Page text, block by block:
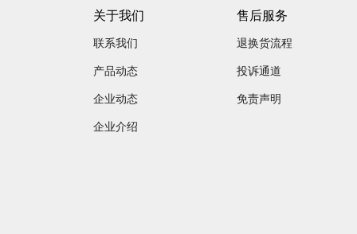
关于我们
联系我们
产品动态
企业动态
企业介绍
售后服务
退换货流程
投诉通道
免责声明